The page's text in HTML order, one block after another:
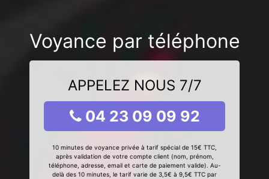
Voyance par téléphone
APPELEZ NOUS 7/7
04 23 09 09 92
10 minutes de voyance privée à tarif spécial de 15€ TTC,
après validation de votre compte client (nom, prénom,
téléphone, adresse, email et carte de paiement valide). Au-
delà des 10 minutes, le tarif varie de 3,5€ à 9,5€ TTC par